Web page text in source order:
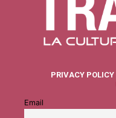
PRIVACY POLICY
Email